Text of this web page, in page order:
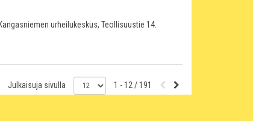
urheilukeskus, Teollisuustie 14.
Julkaisuja sivulla 1 - 12 / 191